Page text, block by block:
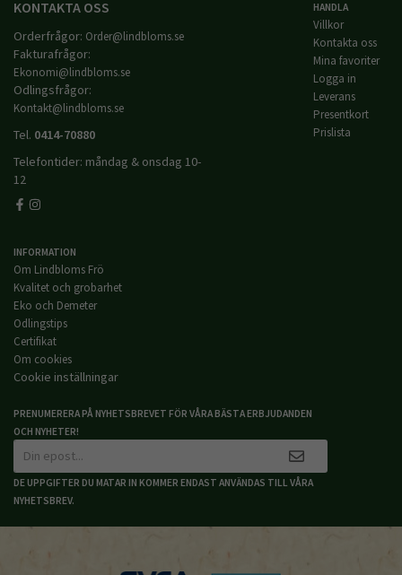
KONTAKTA OSS
Orderfrågor: Order@lindbloms.se
Fakturafrågor:
Ekonomi@lindbloms.se
Odlingsfrågor:
Kontakt@lindbloms.se
Tel. 0414-70880
Telefontider: måndag & onsdag 10-
12
HANDLA
Villkor
Kontakta oss
Mina favoriter
Logga in
Leverans
Presentkort
Prislista
INFORMATION
Om Lindbloms Frö
Kvalitet och grobarhet
Eko och Demeter
Odlingstips
Certifikat
Om cookies
Cookie inställningar
PRENUMERERA PÅ NYHETSBREVET FÖR VÅRA BÄSTA ERBJUDANDEN
OCH NYHETER!
DE UPPGIFTER DU MATAR IN KOMMER ENDAST ANVÄNDAS TILL VÅRA
NYHETSBREV.